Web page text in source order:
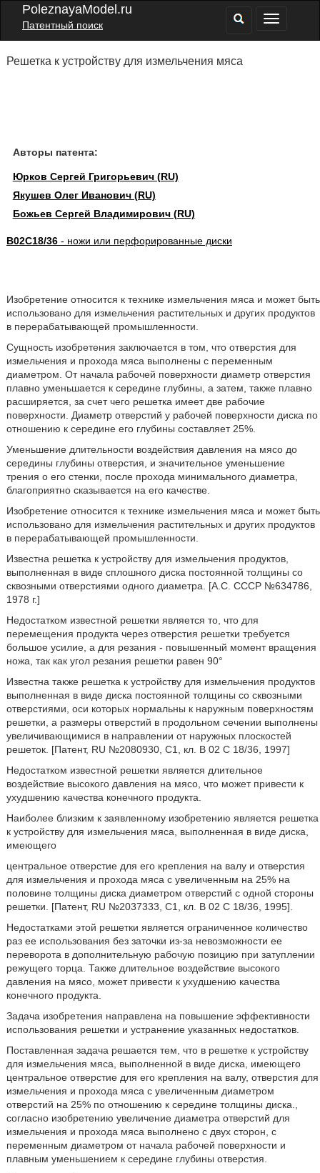
PoleznayaModel.ru
Патентный поиск
Решетка к устройству для измельчения мяса
Авторы патента:
Юрков Сергей Григорьевич (RU)
Якушев Олег Иванович (RU)
Божьев Сергей Владимирович (RU)
B02C18/36- ножи или перфорированные диски
Изобретение относится к технике измельчения мяса и может быть
использовано для измельчения растительных и других продуктов
в перерабатывающей промышленности.
Сущность изобретения заключается в том, что отверстия для
измельчения и прохода мяса выполнены с переменным
диаметром. От начала рабочей поверхности диаметр отверстия
плавно уменьшается к середине глубины, а затем, также плавно
расширяется, за счет чего решетка имеет две рабочие
поверхности. Диаметр отверстий у рабочей поверхности диска по
отношению к середине его глубины составляет 25%.
Уменьшение длительности воздействия давления на мясо до
середины глубины отверстия, и значительное уменьшение
трения о его стенки, после прохода минимального диаметра,
благоприятно сказывается на его качестве.
Изобретение относится к технике измельчения мяса и может быть
использовано для измельчения растительных и других продуктов
в перерабатывающей промышленности.
Известна решетка к устройству для измельчения продуктов,
выполненная в виде сплошного диска постоянной толщины со
сквозными отверстиями одного диаметра. [А.С. СССР №634786,
1978 г.]
Недостатком известной решетки является то, что для
перемещения продукта через отверстия решетки требуется
большое усилие, а для резания - повышенный момент вращения
ножа, так как угол резания решетки равен 90°
Известна также решетка к устройству для измельчения продуктов
выполненная в виде диска постоянной толщины со сквозными
отверстиями, оси которых нормальны к наружным поверхностям
решетки, а размеры отверстий в продольном сечении выполнены
увеличивающимися в направлении от наружных плоскостей
решеток. [Патент, RU №2080930, С1, кл. В 02 С 18/36, 1997]
Недостатком известной решетки является длительное
воздействие высокого давления на мясо, что может привести к
ухудшению качества конечного продукта.
Наиболее близким к заявленному изобретению является решетка
к устройству для измельчения мяса, выполненная в виде диска,
имеющего
центральное отверстие для его крепления на валу и отверстия
для измельчения и прохода мяса с увеличенным на 25% на
половине толщины диска диаметром отверстий с одной стороны
решетки. [Патент, RU №2037333, С1, кл. В 02 С 18/36, 1995].
Недостатками этой решетки является ограниченное количество
раз ее использования без заточки из-за невозможности ее
переворота в дополнительную рабочую позицию при затуплении
режущего торца. Также длительное воздействие высокого
давления на мясо, может привести к ухудшению качества
конечного продукта.
Задача изобретения направлена на повышение эффективности
использования решетки и устранение указанных недостатков.
Поставленная задача решается тем, что в решетке к устройству
для измельчения мяса, выполненной в виде диска, имеющего
центральное отверстие для его крепления на валу, отверстия для
измельчения и прохода мяса с увеличенным диаметром
отверстий на 25% по отношению к середине толщины диска.,
согласно изобретению увеличение диаметра отверстий для
измельчения и прохода мяса выполнено с двух сторон, с
переменным диаметром от начала рабочей поверхности и
плавным уменьшением к середине глубины отверстия.